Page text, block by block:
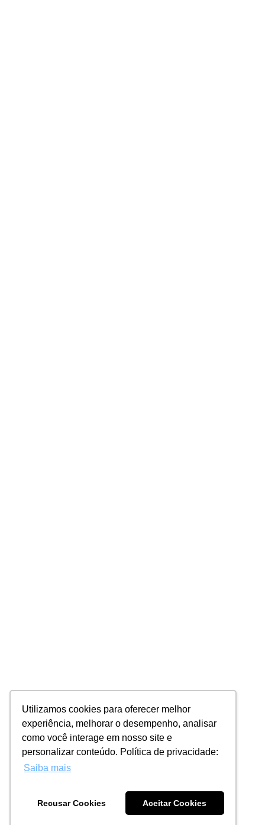
Utilizamos cookies para oferecer melhor
experiência, melhorar o desempenho, analisar
como você interage em nosso site e
personalizar conteúdo. Política de privacidade:
Saiba mais
Recusar Cookies Aceitar Cookies